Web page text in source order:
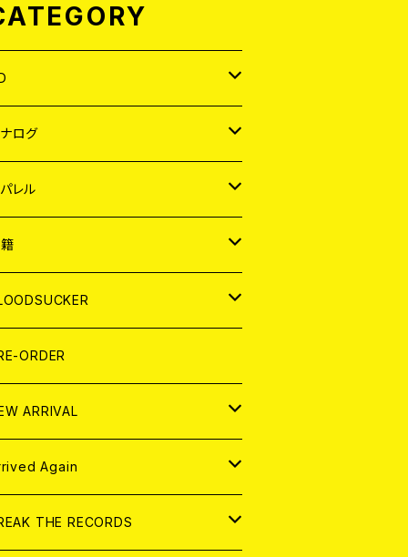
ログ
レル
ZINE
集 (PHOTOBOOK)
ログ
レル
ORDER
ARRIVAL
ログ
Again
THE RECORDS